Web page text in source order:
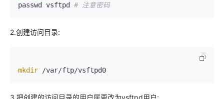
passwd vsftpd # 注意密码
2.创建访问目录:
mkdir /var/ftp/vsftpd0
3.把创建的访问目录的用户属更改为vsftpd用户: